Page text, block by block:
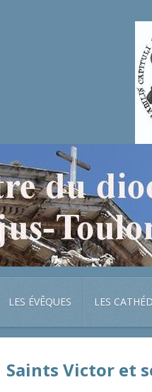
LES ÉVÊQUES LES
Saints Victor et